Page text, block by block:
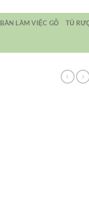
BÀN LÀM VIỆC GỖ TỦ